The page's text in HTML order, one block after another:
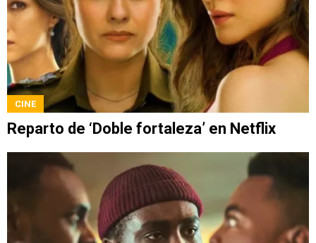
CINE
Reparto de ‘Doble fortaleza’ en Netflix